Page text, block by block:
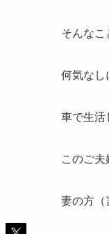
そんなこ
何気なし
車で生活
このご夫
妻の方（